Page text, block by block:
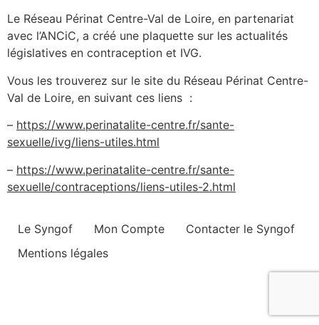
Le Réseau Périnat Centre-Val de Loire, en partenariat
avec l’ANCiC, a créé une plaquette sur les actualités
législatives en contraception et IVG.
Vous les trouverez sur le site du Réseau Périnat Centre-
Val de Loire, en suivant ces liens :
– https://www.perinatalite-centre.fr/sante-
sexuelle/ivg/liens-utiles.html
– https://www.perinatalite-centre.fr/sante-
sexuelle/contraceptions/liens-utiles-2.html
Le Syngof Mon Compte
Contacter le Syngof
Mentions légales